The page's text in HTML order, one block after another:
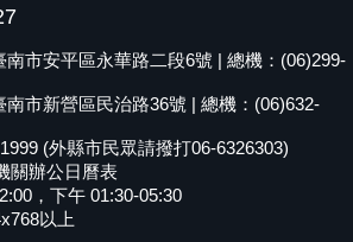
南市安平區永華路二段6號 | 總機：(06)299-
南市新營區民治路36號 | 總機：(06)632-
(外縣市民眾請撥打06-6326303)
關辦公日曆表
，下午 01:30-05:30
以上